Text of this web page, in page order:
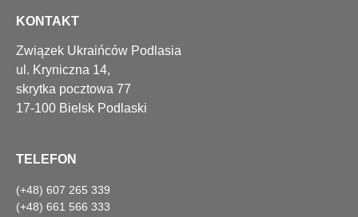
KONTAKT
Związek Ukraińców Podlasia
ul. Kryniczna 14,
skrytka pocztowa 77
17-100 Bielsk Podlaski
TELEFON
(+48) 607 265 339
(+48) 661 566 333